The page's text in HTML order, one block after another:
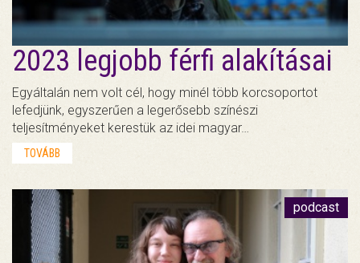
2023 legjobb férfi alakításai
Egyáltalán nem volt cél, hogy minél több korcsoportot
lefedjünk, egyszerűen a legerősebb színészi
teljesítményeket kerestük az idei magyar…
TOVÁBB
podcast